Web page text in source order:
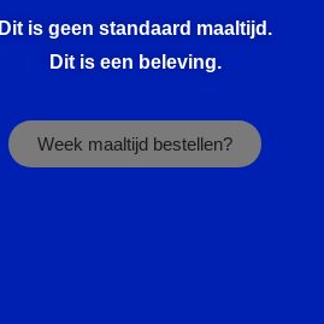
Dit is geen standaard maaltijd.
Dit is een beleving.
Week maaltijd bestellen?